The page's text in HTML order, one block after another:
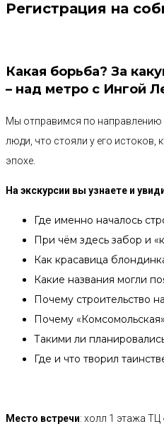
Регистрация на
Какая борьба? За
– над метро с Ингой
Мы отправимся по направлению
люди, что стояли у его
эпохе.
На экскурсии вы узнаете и
Где именно началось
При чём здесь забор и
Как красавица
Какие названия могли
Почему строительство
Почему
Такими ли
Где и что творил
Место встречи: холл 1 этажа ТЦ